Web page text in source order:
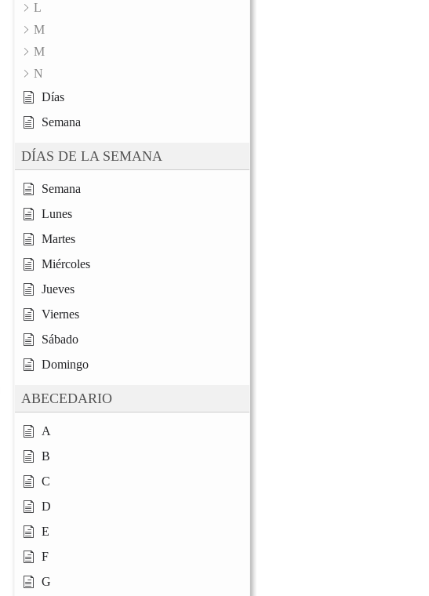
L
M
M
N
Días
Semana
DÍAS DE LA SEMANA
Semana
Lunes
Martes
Miércoles
Jueves
Viernes
Sábado
Domingo
ABECEDARIO
A
B
C
D
E
F
G